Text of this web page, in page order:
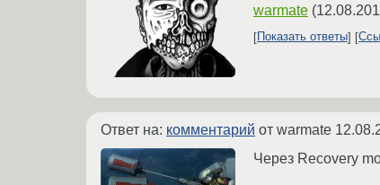
warmate (
Показать ответы
Ответ на: комментарий от warmate
Через Recovery